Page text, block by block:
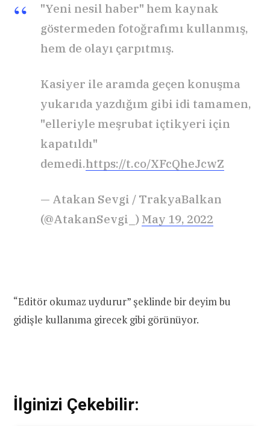
"Yeni nesil haber" hem kaynak
göstermeden fotoğrafımı kullanmış,
hem de olayı çarpıtmış.
Kasiyer ile aramda geçen konuşma
yukarıda yazdığım gibi idi tamamen,
"elleriyle meşrubat içtikyeri için
kapatıldı"
demedi.https://t.co/XFcQheJcwZ
— Atakan Sevgi / TrakyaBalkan
(@AtakanSevgi_) May 19, 2022
“Editör okumaz uydurur” şeklinde bir deyim bu
gidişle kullanıma girecek gibi görünüyor.
İlginizi Çekebilir: